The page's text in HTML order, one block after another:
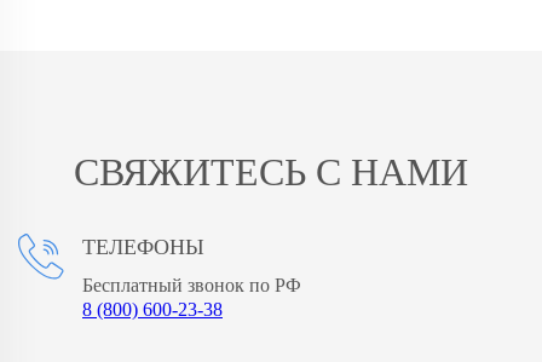
СВЯЖИТЕСЬ С НАМИ
ТЕЛЕФОНЫ
Бесплатный звонок по РФ
8 (800) 600-23-38